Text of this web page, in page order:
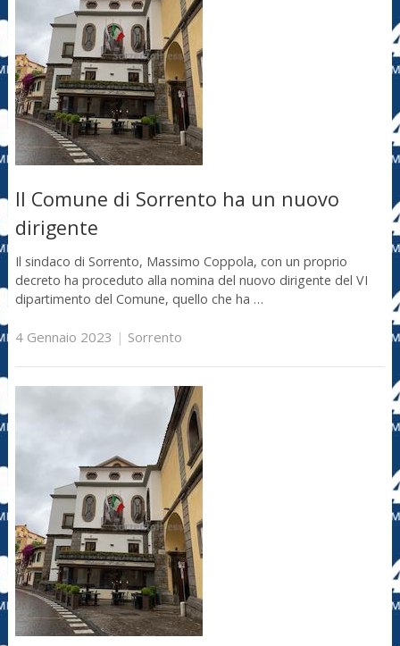
Il Comune di Sorrento ha un nuovo
dirigente
Il sindaco di Sorrento, Massimo Coppola, con un proprio
decreto ha proceduto alla nomina del nuovo dirigente del VI
dipartimento del Comune, quello che ha …
4 Gennaio 2023 | Sorrento